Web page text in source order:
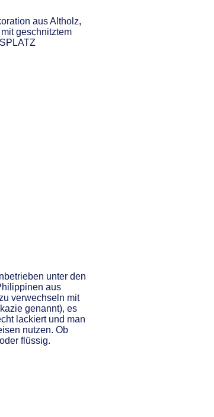
aus Altholz,
geschnitztem
unter den
aus
verwechseln mit
genannt), es
lackiert und man
nutzen. Ob
flüssig.